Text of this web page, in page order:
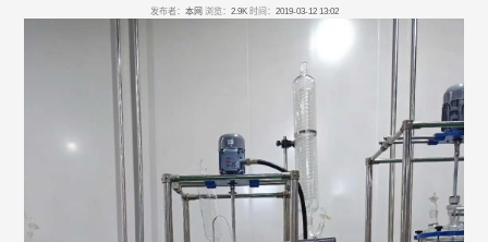
予辉实验仪器亮相广州保利世贸博览馆-CPHI & PMEC China主题巡展华
调速双层玻璃反应釜
低温冷却液循环泵怎么选？
水热合成釜过程中会不会沸腾？
水热合成釜是做什么用的？
反应釜生产设备厂家-予辉仪器
发布者： 本网 浏览： 2.9K 时间： 2019-03-12 13:02